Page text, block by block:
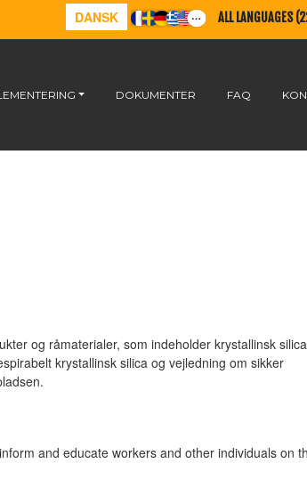
DANSK ALL LANGUAGES
DOKUMENTER FAQ
og råmaterialer, som indeholder krystallinsk silica
krystallinsk silica og vejledning om sikker
and educate workers and other individuals on